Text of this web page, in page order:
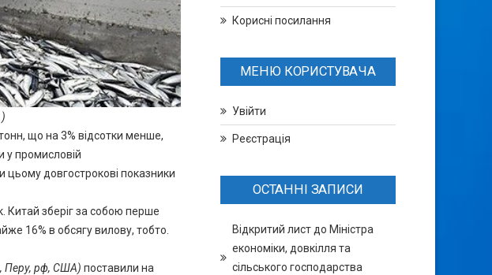
що на 3% відсотки менше,
у промисловій
цьому довгострокові показники
Китай зберіг за собою перше
16% в обсягу вилову, тобто.
Перу, рф, США) поставили на
Корисні посилання
МЕНЮ КОРИСТУВАЧА
Увійти
Реєстрація
ОСТАННІ ЗАПИСИ
Відкритий лист до Міністра
економіки, довкілля та
сільського господарства